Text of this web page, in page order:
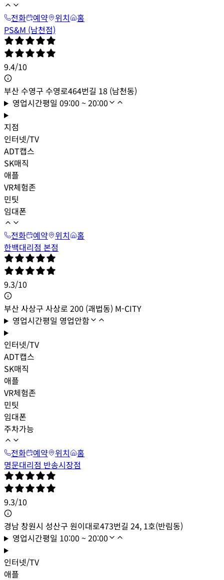
전화
예약 위치
홈
PS&M (남천점)
9.4/10
부산 수영구 수영로464번길 18 (남천동)
영업시간평일 09:00 ~ 20:00
지점
인터넷/TV
ADT캡스
SK매직
애플
VR체험존
민팃
임대폰
전화
예약 위치
홈
한백대리점 본점
9.3/10
부산 사상구 사상로 200 (괘법동) M-CITY
영업시간평일 영업안함
인터넷/TV
ADT캡스
SK매직
애플
VR체험존
민팃
임대폰
주차가능
전화
예약 위치
홈
명문대리점 반송시장점
9.3/10
경남 창원시 성산구 원이대로473번길 24, 1호(반림동)
영업시간평일 10:00 ~ 20:00
인터넷/TV
애플